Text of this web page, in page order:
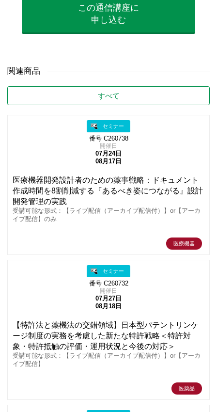
この通信講座に
申し込む
関連商品
すべて
セミナー
番号 C260738
開催日
07月24日
08月17日
医療機器開発設計者のための薬事戦略：ドキュメント
作成時間を8割削減する『あるべき姿につながる』設計
開発管理の実践
受講可能な形式：【ライブ配信（アーカイブ配信付）】or【アーカ
イブ配信】のみ
医療機器
セミナー
番号 C260732
開催日
07月27日
08月18日
【特許法と薬機法の交錯領域】日本型パテントリンケ
ージ制度の実務を考慮した新たな特許戦略＜特許対
象・特許抵触の評価・運用状況と今後の対応＞
受講可能な形式：【ライブ配信（アーカイブ配信付）】or【アーカ
イブ配信】
医薬品